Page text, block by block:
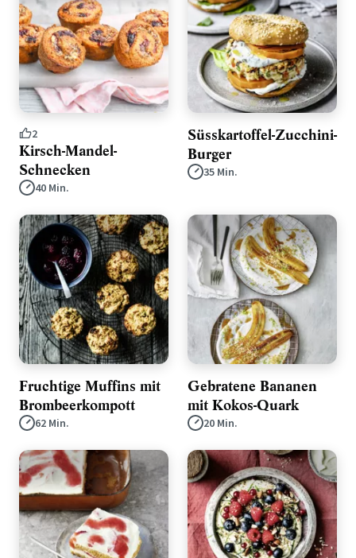
2
Kirsch-Mandel-
Schnecken
40 Min.
Süsskartoffel-Zucchini-
Burger
35 Min.
Fruchtige Muffins mit
Brombeerkompott
62 Min.
Gebratene Bananen
mit Kokos-Quark
20 Min.